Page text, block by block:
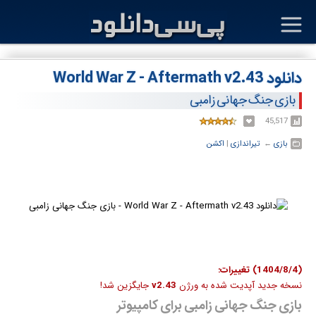
دانلود World War Z - Aftermath v2.43
بازی جنگ جهانی زامبی
45,517
بازی ← ‏تیراندازی ‏| اکشن
(1404/8/4) تغییرات:
نسخه جدید آپدیت شده به ورژن v2.43جایگزین شد!
بازی جنگ جهانی زامبی برای کامپیوتر